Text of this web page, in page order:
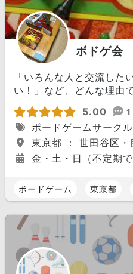
ボドゲ会
「いろんな人と交流した
い！」など、どんな理由
5.00
1
ボードゲームサークル
東京都 ： 世田谷区・
金・土・日（不定期で
ボードゲーム 東京都